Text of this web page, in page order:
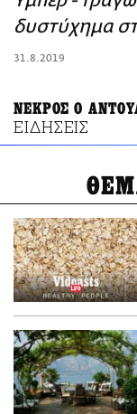
ΑΜΠΑ
δυστύχημα
31.8.2019
ΝΕΚΡΟΣ Ο
ΕΙΔΗΣΕΙΣ